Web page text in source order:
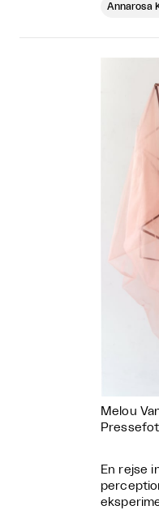
Annarosa
Melou
En rejse